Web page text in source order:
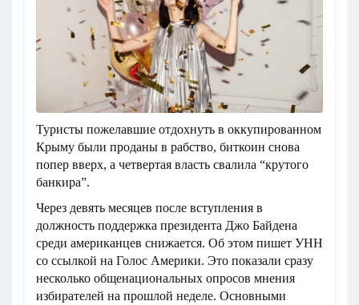
Туристы пожелавшие отдохнуть в оккупированном
Крыму были проданы в рабство, биткоин снова
попер вверх, а четвертая власть свалила “крутого
банкира”.
Через девять месяцев после вступления в
должность поддержка президента Джо Байдена
среди американцев снижается. Об этом пишет УНН
со ссылкой на Голос Америки. Это показали сразу
несколько общенациональных опросов мнения
избирателей на прошлой неделе. Основными